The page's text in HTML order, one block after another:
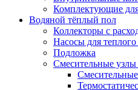
Комплектующие
Водяной тёплый пол
Коллекторы с
Насосы для
Подложка
Смесительные узлы